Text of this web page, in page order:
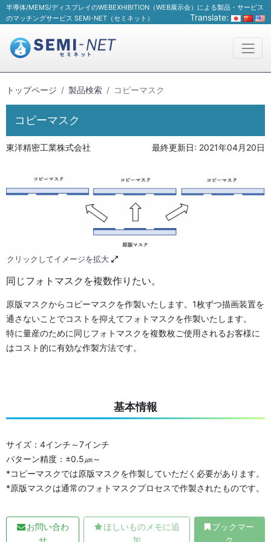
半導体/MEMS/ディスプレイのWEBEXHIBITION（WEB展示会）による製品・サービス
のマッチングサービス SEMI-NET（セミネット）
Translate:
トップページ 製品検索 コピーマスク
コピーマスク
東洋精密工業株式会社 最終更新日: 2021年04月20日
クリックしてイメージを拡大
同じフォトマスクを複数作りたい。
原版マスクからコピーマスクを作製いたします。1枚ずつ描画装置を
通さないことでコストを抑えてフォトマスクを作製いたします。
特に量産のために同じフォトマスクを複数枚ご使用されるお客様に
はコスト的に有効な作製方法です。
基本情報
サイズ：4インチ～7インチ
パターン精度：±0.5㎛～
*コピーマスクでは原版マスクを作製していただく必要があります。
*原版マスクは通常のフォトマスクプロセスで作製されたものです。
お問い合わ
せ
ほしいものメモに追
加
ブックマー
ク